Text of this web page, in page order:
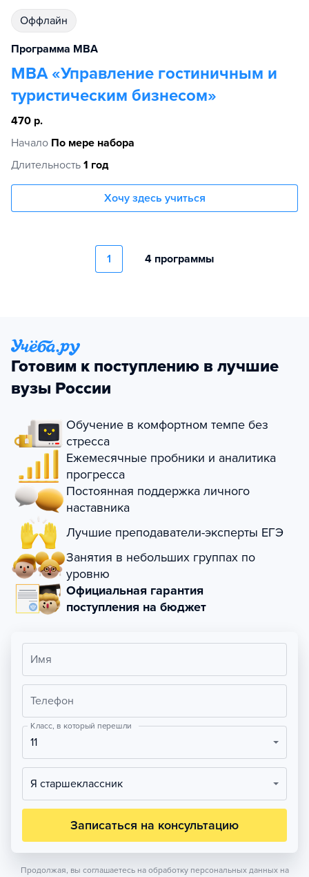
Оффлайн
программа MBA
MBA «Управление гостиничным и
туристическим бизнесом»
470 р.
Начало По мере набора
Длительность 1 год
Хочу здесь учиться
1 4 программы
Готовим к поступлению в лучшие
вузы России
Обучение в комфортном темпе без
стресса
Ежемесячные пробники и аналитика
прогресса
Постоянная поддержка личного
наставника
Лучшие преподаватели-эксперты ЕГЭ
Занятия в небольших группах по
уровню
Официальная гарантия
поступления на бюджет
Имя
Телефон
Класс, в который перешли
11
Я старшеклассник
Записаться на консультацию
Продолжая, вы соглашаетесь на обработку персональных данных на